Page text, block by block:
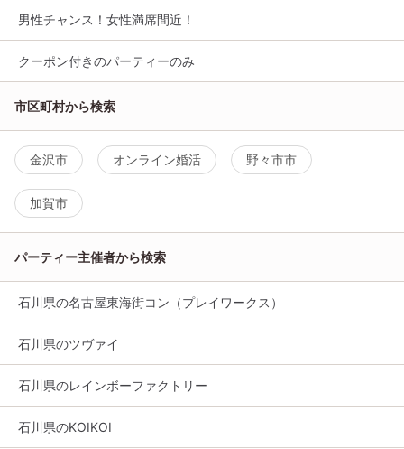
男性チャンス！女性満席間近！
クーポン付きのパーティーのみ
市区町村から検索
金沢市 オンライン婚活 野々市市
加賀市
パーティー主催者から検索
石川県の名古屋東海街コン（プレイワークス）
石川県のツヴァイ
石川県のレインボーファクトリー
石川県のKOIKOI